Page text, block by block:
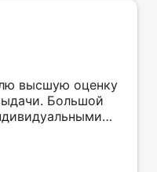
высшую оценку
Большой
нанести принт
был исполнен
даже не